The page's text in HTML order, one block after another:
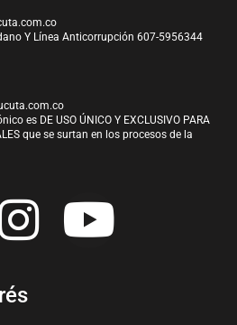
Y Línea Anticorrupción 607-5956344
es DE USO ÚNICO Y EXCLUSIVO PARA
que se surtan en los procesos de la